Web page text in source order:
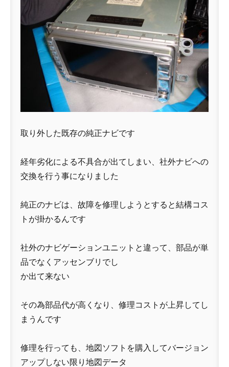
取り外した既存の純正ナビです
経年劣化による不具合が出てしまい、社外ナビへの
交換を行う事になりました
純正のナビは、故障を修理しようとすると結構コス
トが掛かるんです
社外のナビゲーションユニットと違って、部品が単
品でなくアッセンブリでし
か出て来ない
その為部品代が高くなり、修理コストが上昇してし
まうんです
修理を行っても、地図ソフトを購入してバージョン
アップしない限り地図データ